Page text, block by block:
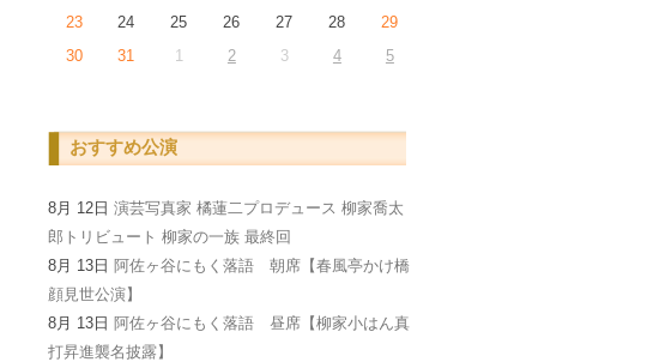
23
24 25 26 27 28
29
30
31 1 2 3 4 5
おすすめ公演
8月 12日演芸写真家 橘蓮二プロデュース 柳家喬太
郎トリビュート 柳家の一族 最終回
8月 13日 阿佐ヶ谷にもく落語 朝席【春風亭かけ橋
顔見世公演】
8月 13日 阿佐ヶ谷にもく落語 昼席【柳家小はん真
打昇進襲名披露】